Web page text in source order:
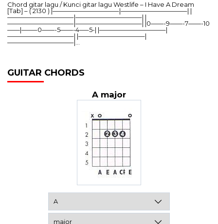
Chord gitar lagu / Kunci gitar lagu Westlife – I Have A Dream
[Tab] – ( 2130 ) |——————————–|——————————–| |
——————————–|——————————–| |
——————————–|——————————–| |0——-9——-7——-10
——|——–0——-5——-4—–5-| |——————————–|
——————————–| |——————————–|
——————————–|…
GUITAR CHORDS
A major